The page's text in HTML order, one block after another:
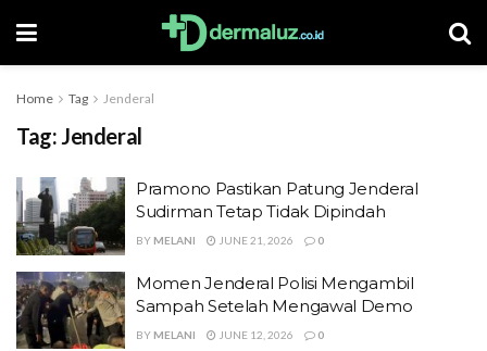
Home Tag Jenderal
Tag: Jenderal
Pramono Pastikan Patung Jenderal
Sudirman Tetap Tidak Dipindah
BY MELANI JUNE 21, 2026 0
Momen Jenderal Polisi Mengambil
Sampah Setelah Mengawal Demo
BY MELANI JUNE 12, 2026 0